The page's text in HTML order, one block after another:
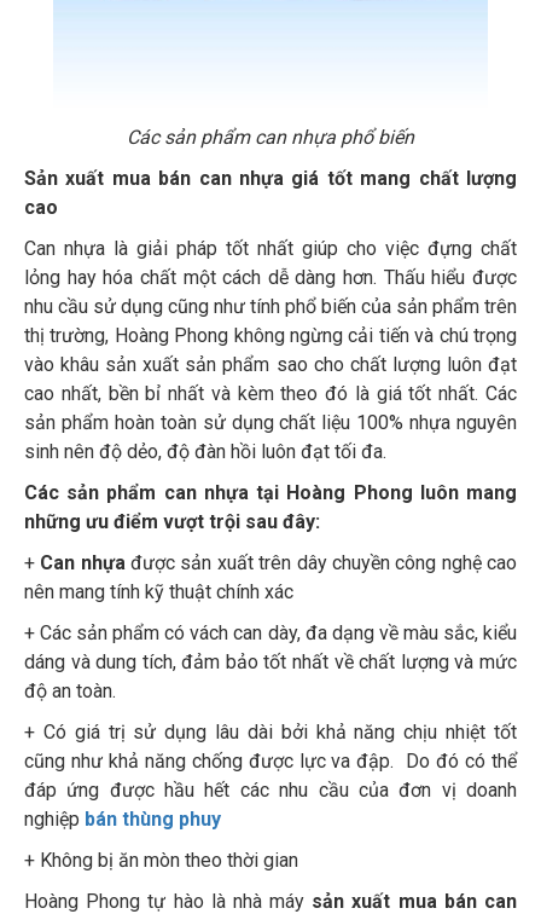
Các sản phẩm can nhựa phổ biến
Sản xuất mua bán can nhựa giá tốt mang chất lượng
cao
Can nhựa là giải pháp tốt nhất giúp cho việc đựng chất
lỏng hay hóa chất một cách dễ dàng hơn. Thấu hiểu được
nhu cầu sử dụng cũng như tính phổ biến của sản phẩm trên
thị trường, Hoàng Phong không ngừng cải tiến và chú trọng
vào khâu sản xuất sản phẩm sao cho chất lượng luôn đạt
cao nhất, bền bỉ nhất và kèm theo đó là giá tốt nhất. Các
sản phẩm hoàn toàn sử dụng chất liệu 100% nhựa nguyên
sinh nên độ dẻo, độ đàn hồi luôn đạt tối đa.
Các sản phẩm can nhựa tại Hoàng Phong luôn mang
những ưu điểm vượt trội sau đây:
+ Can nhựađược sản xuất trên dây chuyền công nghệ cao
nên mang tính kỹ thuật chính xác
+ Các sản phẩm có vách can dày, đa dạng về màu sắc, kiểu
dáng và dung tích, đảm bảo tốt nhất về chất lượng và mức
độ an toàn.
+ Có giá trị sử dụng lâu dài bởi khả năng chịu nhiệt tốt
cũng như khả năng chống được lực va đập. Do đó có thể
đáp ứng được hầu hết các nhu cầu của đơn vị doanh
nghiệp bán thùng phuy
+ Không bị ăn mòn theo thời gian
Hoàng Phong tự hào là nhà máy sản xuất mua bán can